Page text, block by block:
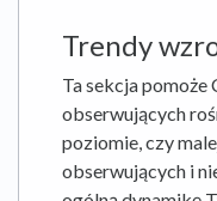
Trendy
Ta sekcja pomoże
obserwujących
poziomie, czy
obserwujących i